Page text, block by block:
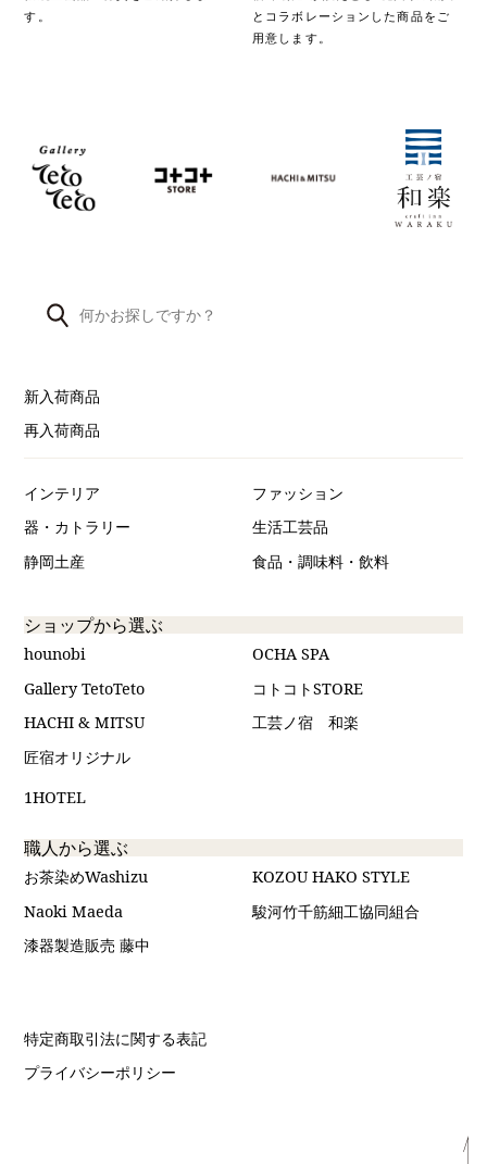
す。
とコラボレーションした商品をご
用意します。
新入荷商品
再入荷商品
インテリア
ファッション
器・カトラリー
生活工芸品
静岡土産
食品・調味料・飲料
ショップから選ぶ
hounobi
OCHA SPA
Gallery TetoTeto
コトコトSTORE
HACHI & MITSU
工芸ノ宿 和楽
匠宿オリジナル
1HOTEL
職人から選ぶ
お茶染めWashizu
KOZOU HAKO STYLE
Naoki Maeda
駿河竹千筋細工協同組合
漆器製造販売 藤中
特定商取引法に関する表記
プライバシーポリシー